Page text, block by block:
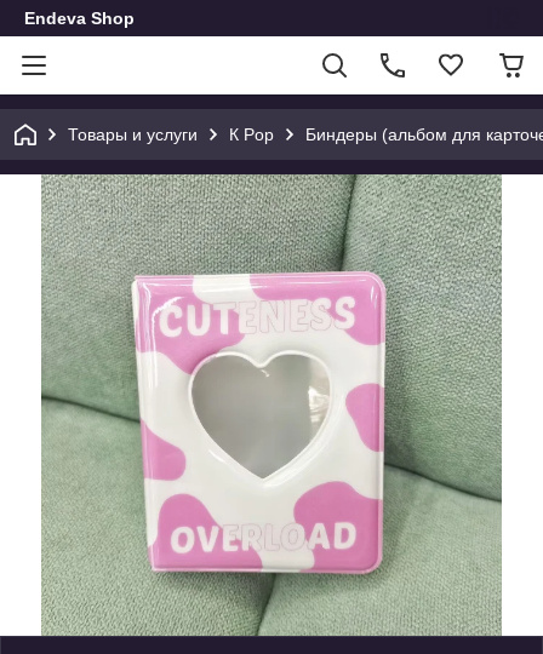
Endeva Shop
Товары и услуги К Pop Биндеры (альбом для